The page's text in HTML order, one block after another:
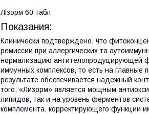
Лізорм 60 табл
Показания:
Клинически подтверждено, что
ремиссии при аллергических та
нормализацию антителопродуцирующей
иммунных комплексов, то есть на главные
результате обеспечивается надежный
того, «Лизорм» является мощным
липидов, так и на уровень ферментов
комплемента, корректирующего функции